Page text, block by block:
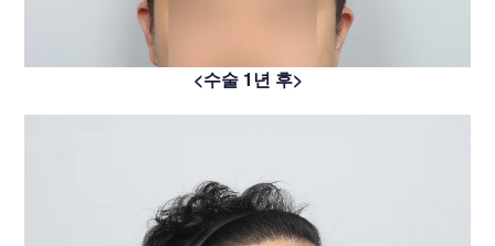
<수술 1년 후>